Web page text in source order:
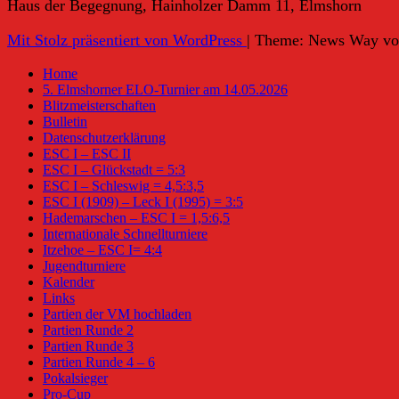
Haus der Begegnung, Hainholzer Damm 11, Elmshorn
Mit Stolz präsentiert von WordPress | Theme: News Way
Home
5. Elmshorner ELO-Turnier am 14.05.2026
Blitzmeisterschaften
Bulletin
Datenschutzerklärung
ESC I – ESC II
ESC I – Glückstadt = 5:3
ESC I – Schleswig = 4,5:3,5
ESC I (1909) – Leck I (1995) = 3:5
Hademarschen – ESC I = 1,5:6,5
Internationale Schnellturniere
Itzehoe – ESC I= 4:4
Jugendturniere
Kalender
Links
Partien der VM hochladen
Partien Runde 2
Partien Runde 3
Partien Runde 4 – 6
Pokalsieger
Pro-Cup